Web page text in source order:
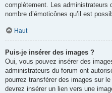
complètement. Les administrateurs
nombre d’émoticônes qu’il est
Haut
Puis-je insérer des images ?
Oui, vous pouvez insérer des
administrateurs du forum ont
pourrez transférer des images sur
devrez insérer un lien vers une